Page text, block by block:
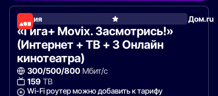
Акция Дом.ru
«Гига+ Movix. Засмотрись!»
(Интернет + ТВ + 3 Онлайн
кинотеатра)
300/500/800Мбит/с
159 ТВ
Wi-Fi роутер можно добавить к тарифу